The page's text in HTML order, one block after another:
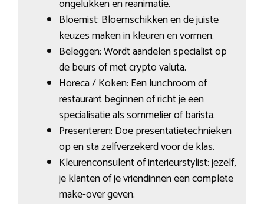
ongelukken en reanimatie.
Bloemist: Bloemschikken en de juiste
keuzes maken in kleuren en vormen.
Beleggen: Wordt aandelen specialist op
de beurs of met crypto valuta.
Horeca / Koken: Een lunchroom of
restaurant beginnen of richt je een
specialisatie als sommelier of barista.
Presenteren: Doe presentatietechnieken
op en sta zelfverzekerd voor de klas.
Kleurenconsulent of interieurstylist: jezelf,
je klanten of je vriendinnen een complete
make-over geven.